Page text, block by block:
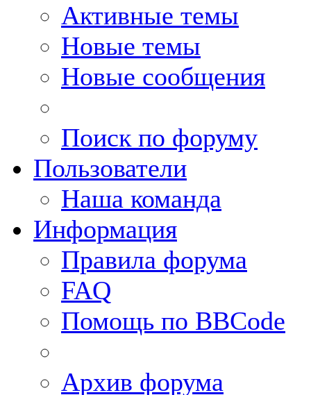
Активные темы
Новые темы
Новые сообщения
Поиск по форуму
Пользователи
Наша команда
Информация
Правила форума
FAQ
Помощь по BBCode
Архив форума